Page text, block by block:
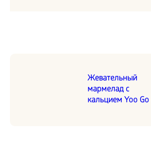
Жевательный
мармелад с
кальцием Yoo Go